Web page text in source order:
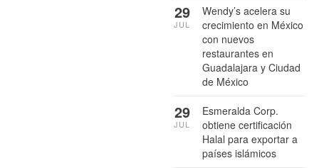
Wendy’s acelera su
crecimiento en México
con nuevos
restaurantes en
Guadalajara y Ciudad
de México
29
JUL
Esmeralda Corp.
obtiene certificación
Halal para exportar a
países islámicos
29
JUL